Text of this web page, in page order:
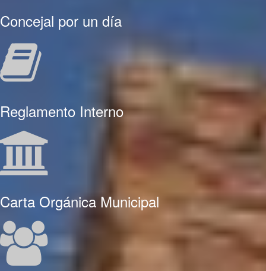
Concejal por un día
Reglamento Interno
Carta Orgánica Municipal